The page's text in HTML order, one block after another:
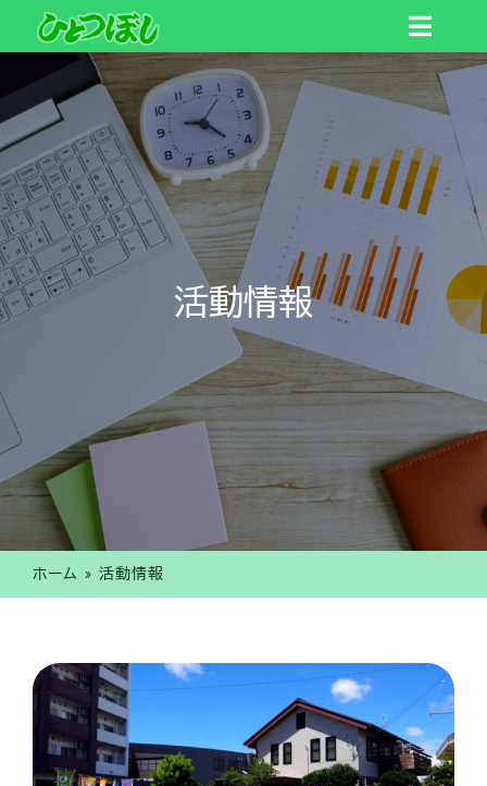
Skip
to
content
トップ
ひとつぼしについて
作業内容
ご利用の流れ
活動情報
ホーム » 活動情報